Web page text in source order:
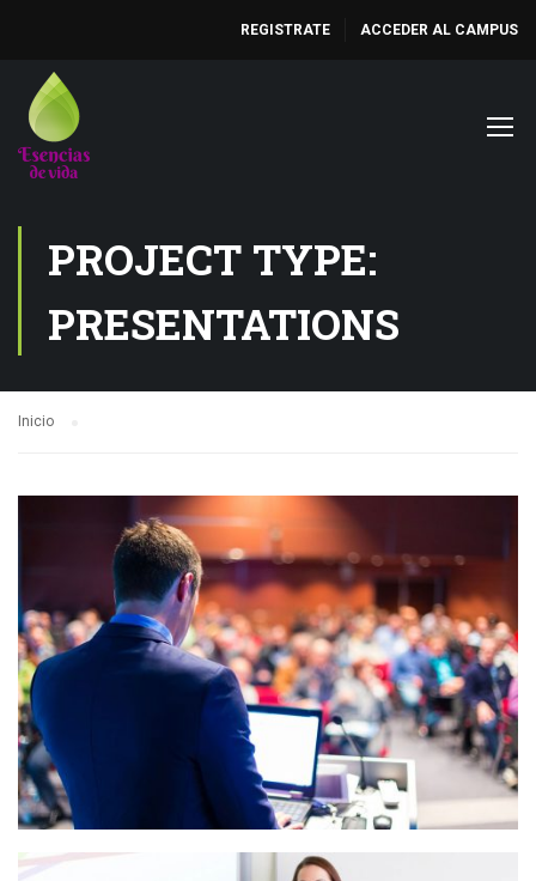
REGISTRATE ACCEDER AL CAMPUS
PROJECT TYPE:
PRESENTATIONS
Inicio